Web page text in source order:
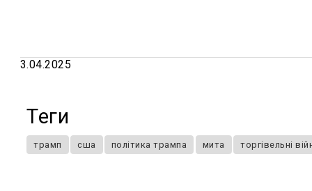
3.04.2025
Теги
трамп сша політика трампа мита торгівельні